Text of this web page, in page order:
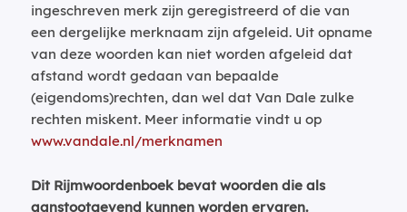
ingeschreven merk zijn geregistreerd of die van
een dergelijke merknaam zijn afgeleid. Uit opname
van deze woorden kan niet worden afgeleid dat
afstand wordt gedaan van bepaalde
(eigendoms)rechten, dan wel dat Van Dale zulke
rechten miskent. Meer informatie vindt u op
www.vandale.nl/merknamen
Dit Rijmwoordenboek bevat woorden die als
aanstootgevend kunnen worden ervaren.